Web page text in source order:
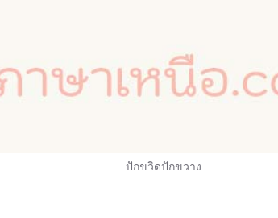
ปักขวิดปักขวาง